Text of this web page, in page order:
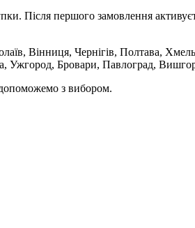
Після першого замовлення
Вінниця, Чернігів, Полтава,
Бровари, Павлоград,
з вибором.